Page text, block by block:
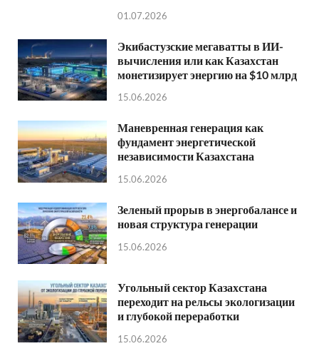
01.07.2026
Экибастузские мегаватты в ИИ-
вычисления или как Казахстан
монетизирует энергию на $10 млрд
15.06.2026
Маневренная генерация как
фундамент энергетической
независимости Казахстана
15.06.2026
Зеленый прорыв в энергобалансе и
новая структура генерации
15.06.2026
Угольный сектор Казахстана
переходит на рельсы экологизации
и глубокой переработки
15.06.2026